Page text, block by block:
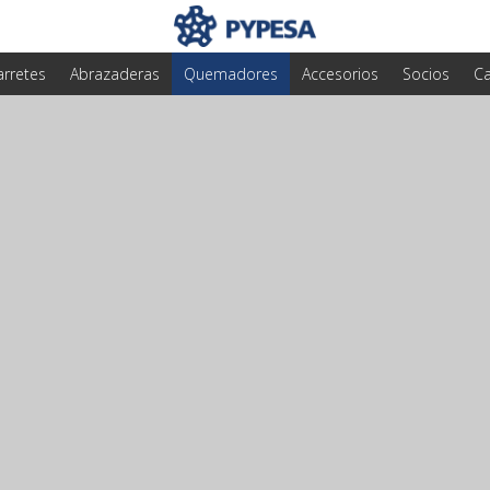
Abrazaderas Quemadores Accesorios Socios